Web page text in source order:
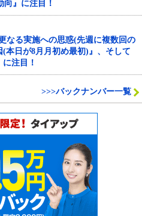
』に注目！
なる実施への思惑(先週に複数回の
本日が8月月初め最初)』、そして
注目！
>>>バックナンバー一覧